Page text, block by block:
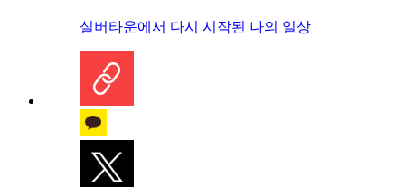
실버타운에서 다시 시작된 나의 일상